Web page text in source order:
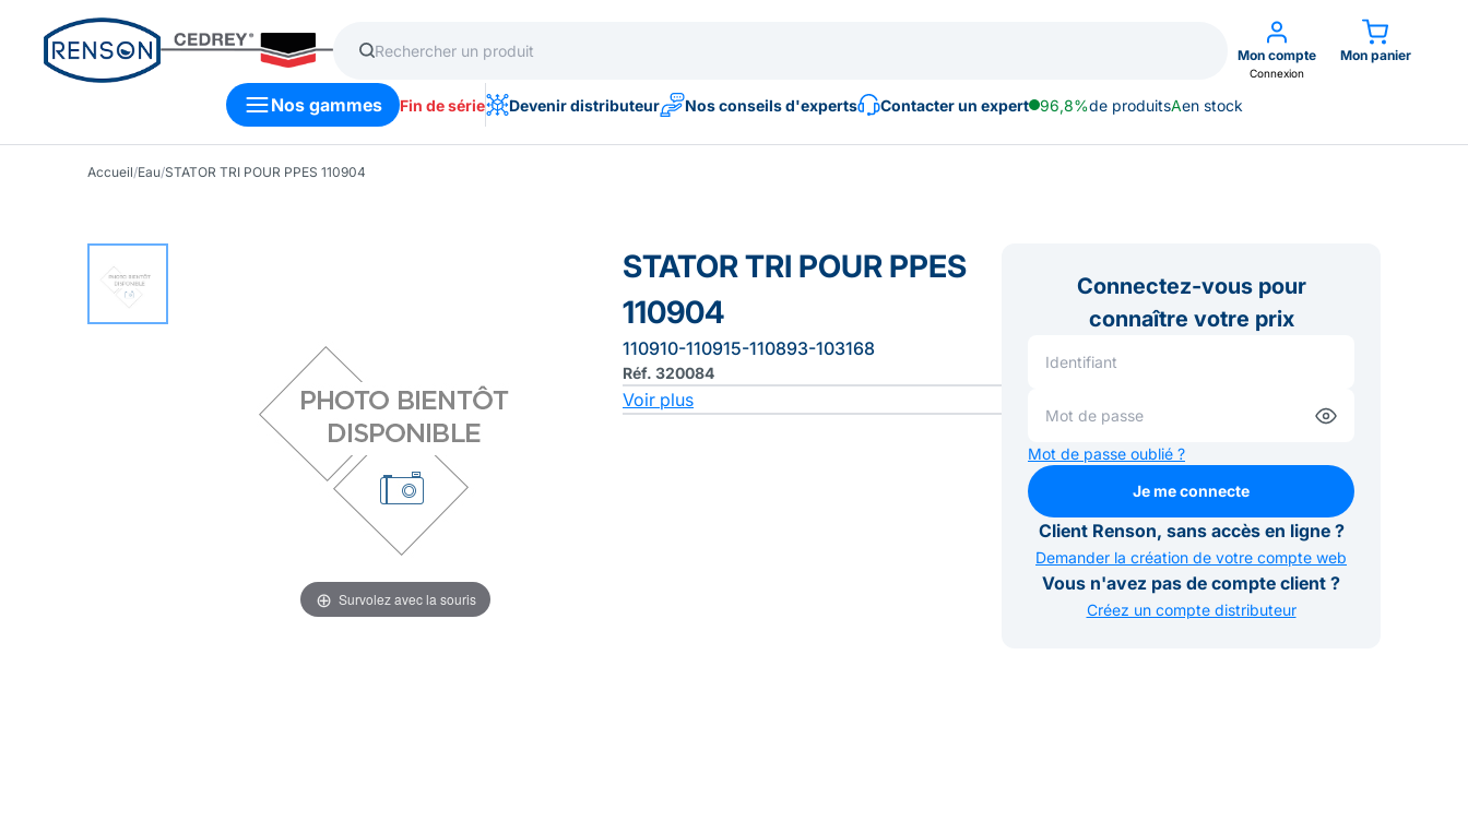
Mon compte
Connexion
Mon panier
Nos gammes Fin de série Devenir distributeur Nos conseils d'experts Contacter un expert 96,8%de produitsAen stock
Accueil/Eau/STATOR TRI POUR PPES 110904
Survolez avec la souris
STATOR TRI POUR PPES
110904
110910-110915-110893-103168
Réf. 320084
Voir plus
Connectez-vous pour
connaître votre prix
Mot de passe oublié ?
Je me connecte
Client Renson, sans accès en ligne ?
Demander la création de votre compte web
Vous n'avez pas de compte client ?
Créez un compte distributeur